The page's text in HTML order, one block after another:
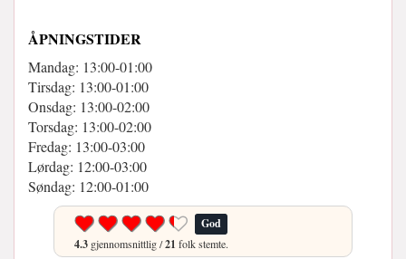
ÅPNINGSTIDER
Mandag: 13:00-01:00
Tirsdag: 13:00-01:00
Onsdag: 13:00-02:00
Torsdag: 13:00-02:00
Fredag: 13:00-03:00
Lørdag: 12:00-03:00
Søndag: 12:00-01:00
God
4.3 gjennomsnittlig /21 folk stemte.